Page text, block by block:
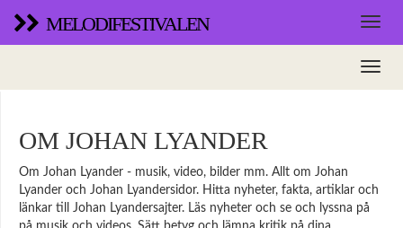
MELODIFESTIVALEN
OM JOHAN LYANDER
Om Johan Lyander - musik, video, bilder mm. Allt om Johan
Lyander och Johan Lyandersidor. Hitta nyheter, fakta, artiklar och
länkar till Johan Lyandersajter. Läs nyheter och se och lyssna på